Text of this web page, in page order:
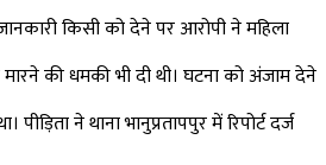
किसी को देने पर आरोपी ने महिला
की धमकी भी दी थी। घटना को अंजाम देने
ने थाना भानुप्रतापपुर में रिपोर्ट दर्ज